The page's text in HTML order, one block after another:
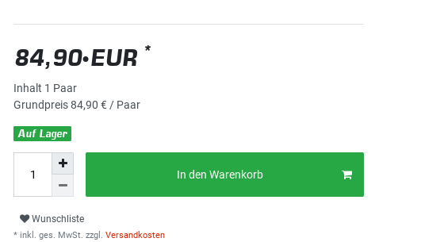
84,90 EUR *
Inhalt 1 Paar
Grundpreis84,90 € / Paar
Auf Lager
In den Warenkorb
Wunschliste
* inkl. ges. MwSt. zzgl. Versandkosten